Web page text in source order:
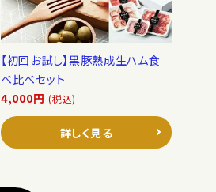
【初回お試し】黒豚熟成生ハム食
べ比べセット
4,000円 (税込)
詳しく見る